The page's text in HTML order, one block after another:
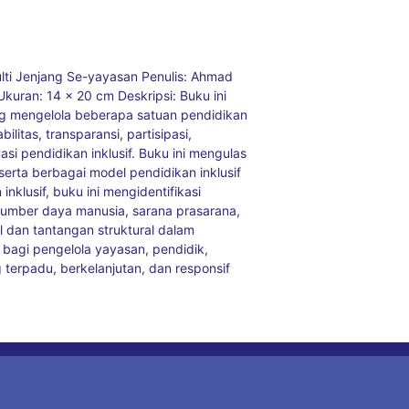
Jenjang Se-yayasan Penulis: Ahmad
14 x 20 cm Deskripsi: Buku ini
mengelola beberapa satuan pendidikan
transparansi, partisipasi,
pendidikan inklusif. Buku ini mengulas
berbagai model pendidikan inklusif
buku ini mengidentifikasi
daya manusia, sarana prasarana,
dan tantangan struktural dalam
pengelola yayasan, pendidik,
berkelanjutan, dan responsif